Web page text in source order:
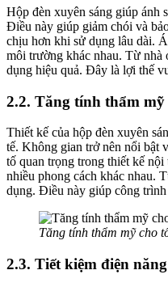
Hộp đèn xuyên sáng giúp ánh
Điều này giúp giảm chói và
chịu hơn khi sử dụng lâu dài.
môi trường khác nhau. Từ nhà
dụng hiệu quả. Đây là lợi thế
2.2. Tăng tính thẩm
Thiết kế của hộp đèn xuyên
tế. Không gian trở nên nổi bật
tố quan trọng trong thiết kế
nhiều phong cách khác nhau.
dụng. Điều này giúp công trình
Tăng tính thẩm mỹ cho
2.3. Tiết kiệm điện